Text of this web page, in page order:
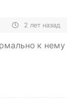
2 лет назад
к нему